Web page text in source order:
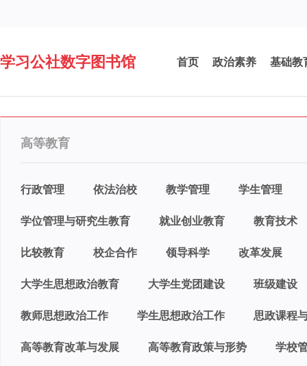
学习公社数字图书馆 首页 政治素养 基础教
高等教育
行政管理 依法治校 教学管理 学生管理
学位管理与研究生教育 就业创业教育 教育技术
比较教育 校企合作 领导科学 改革发展
大学生思想政治教育 大学生党团建设 班级建设
教师思想政治工作 学生思想政治工作 思政课程
高等教育改革与发展 高等教育政策与形势 学校